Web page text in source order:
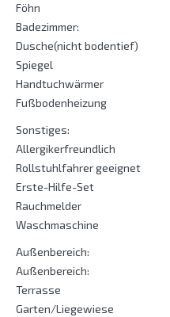
Föhn
Badezimmer:
Dusche(nicht bodentief)
Spiegel
Handtuchwärmer
Fußbodenheizung
Sonstiges:
Allergikerfreundlich
Rollstuhlfahrer geeignet
Erste-Hilfe-Set
Rauchmelder
Waschmaschine
Außenbereich:
Außenbereich:
Terrasse
Garten/Liegewiese